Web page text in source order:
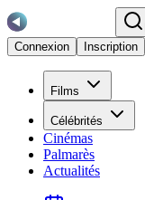
Connexion
Inscription
Films
Célébrités
Cinémas
Palmarès
Actualités